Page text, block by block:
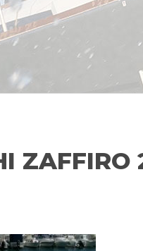
ZAFFIRO